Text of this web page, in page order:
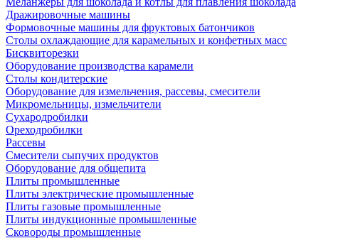
Дражировочные машины
Формовочные машины для фруктовых батончиков
Столы охлаждающие для карамельных и конфетных масс
Бисквиторезки
Оборудование производства карамели
Столы кондитерские
Оборудование для измельчения, рассевы, смесители
Микромельницы, измельчители
Сухародробилки
Ореходробилки
Рассевы
Смесители сыпучих продуктов
Оборудование для общепита
Плиты промышленные
Плиты электрические промышленные
Плиты газовые промышленные
Плиты индукционные промышленные
Сковороды промышленные